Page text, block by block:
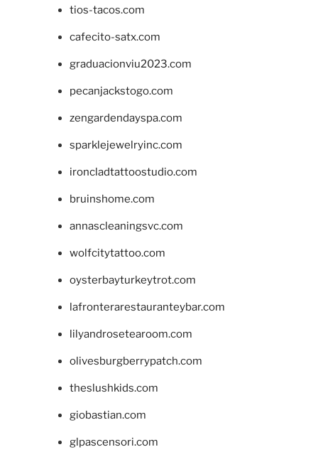
tios-tacos.com
cafecito-satx.com
graduacionviu2023.com
pecanjackstogo.com
zengardendayspa.com
sparklejewelryinc.com
ironcladtattoostudio.com
bruinshome.com
annascleaningsvc.com
wolfcitytattoo.com
oysterbayturkeytrot.com
lafronterarestauranteybar.com
lilyandrosetearoom.com
olivesburgberrypatch.com
theslushkids.com
giobastian.com
glpascensori.com